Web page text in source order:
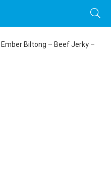
Ember Biltong – Beef Jerky –